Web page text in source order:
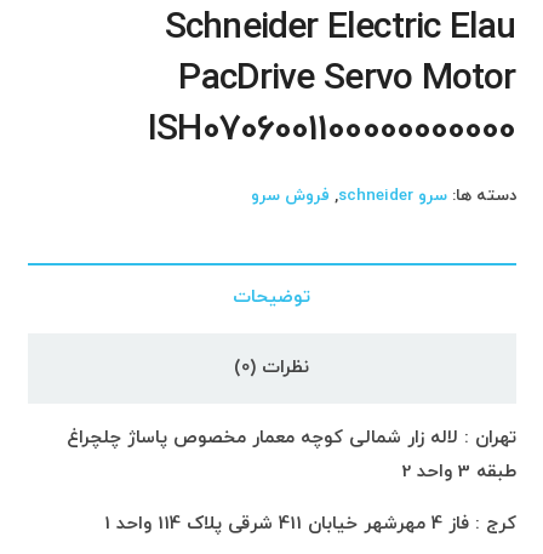
Schneider Electric Elau
PacDrive Servo Motor
ISH0706001100000000000
دسته ها:سرو schneider , فروش سرو
توضیحات
نظرات (0)
تهران : لاله زار شمالی کوچه معمار مخصوص پاساژ چلچراغ
طبقه 3 واحد 2
کرج : فاز 4 مهرشهر خیابان 411 شرقی پلاک 114 واحد 1